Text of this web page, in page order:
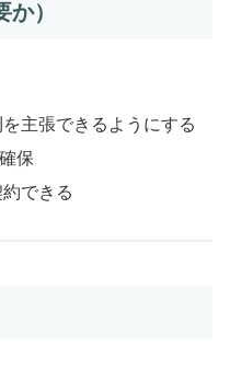
）
主張できるようにする
保
できる